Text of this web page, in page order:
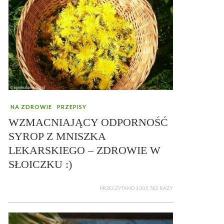
NA ZDROWIE PRZEPISY
WZMACNIAJĄCY ODPORNOŚĆ
SYROP Z MNISZKA
LEKARSKIEGO – ZDROWIE W
SŁOICZKU :)
PRZECZYTANO 1 005 782 RAZY